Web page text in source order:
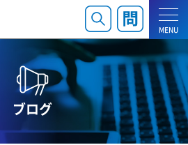
MENU
ブログ